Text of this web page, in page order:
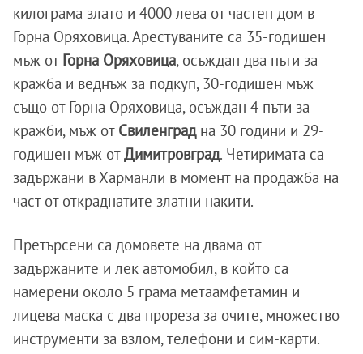
килограма злато и 4000 лева от частен дом в
Горна Оряховица. Арестуваните са 35-годишен
мъж от Горна Оряховица, осъждан два пъти за
кражба и веднъж за подкуп, 30-годишен мъж
също от Горна Оряховица, осъждан 4 пъти за
кражби, мъж от Свиленградна 30 години и 29-
годишен мъж отДимитровград. Четиримата са
задържани в Харманли в момент на продажба на
част от откраднатите златни накити.
Претърсени са домовете на двама от
задържаните и лек автомобил, в който са
намерени около 5 грама метаамфетамин и
лицева маска с два прореза за очите, множество
инструменти за взлом, телефони и сим-карти.